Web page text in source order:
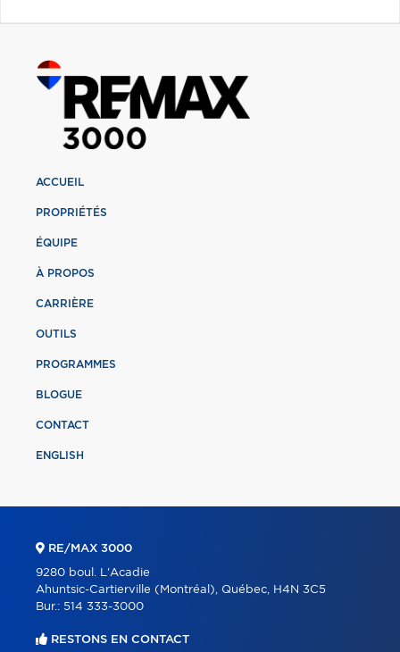
ACCUEIL
PROPRIÉTÉS
ÉQUIPE
À PROPOS
CARRIÈRE
OUTILS
PROGRAMMES
BLOGUE
CONTACT
ENGLISH
RE/MAX 3000
9280 boul. L'Acadie
Ahuntsic-Cartierville (Montréal), Québec, H4N 3C5
Bur.: 514 333-3000
RESTONS EN CONTACT